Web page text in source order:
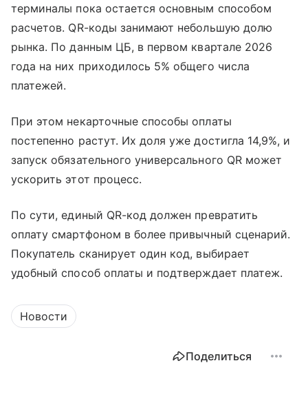
терминалы пока остается основным способом
расчетов. QR-коды занимают небольшую долю
рынка. По данным ЦБ, в первом квартале 2026
года на них приходилось 5% общего числа
платежей.
При этом некарточные способы оплаты
постепенно растут. Их доля уже достигла 14,9%, и
запуск обязательного универсального QR может
ускорить этот процесс.
По сути, единый QR-код должен превратить
оплату смартфоном в более привычный сценарий.
Покупатель сканирует один код, выбирает
удобный способ оплаты и подтверждает платеж.
Новости
Поделиться